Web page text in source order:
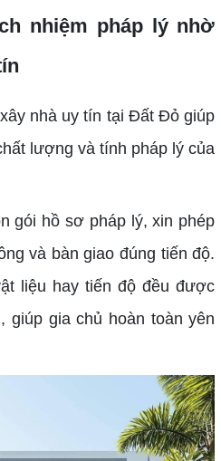
nhiệm pháp lý nhờ
nhà uy tín tại Đất Đỏ giúp
lượng và tính pháp lý của
hồ sơ pháp lý, xin phép
và bàn giao đúng tiến độ.
liệu hay tiến độ đều được
giúp gia chủ hoàn toàn yên